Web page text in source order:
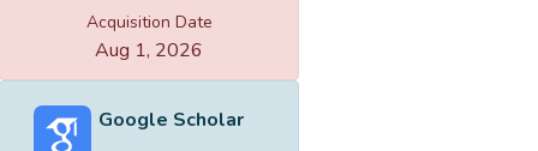
Acquisition Date
Aug 1, 2026
Google Scholar